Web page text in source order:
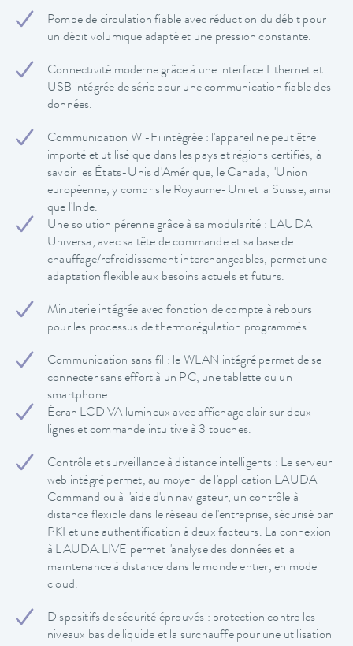
Pompe de circulation fiable avec réduction du débit pour
un débit volumique adapté et une pression constante.
Connectivité moderne grâce à une interface Ethernet et
USB intégrée de série pour une communication fiable des
données.
Communication Wi-Fi intégrée : l'appareil ne peut être
importé et utilisé que dans les pays et régions certifiés, à
savoir les États-Unis d'Amérique, le Canada, l'Union
européenne, y compris le Royaume-Uni et la Suisse, ainsi
que l'Inde.
Une solution pérenne grâce à sa modularité : LAUDA
Universa, avec sa tête de commande et sa base de
chauffage/refroidissement interchangeables, permet une
adaptation flexible aux besoins actuels et futurs.
Minuterie intégrée avec fonction de compte à rebours
pour les processus de thermorégulation programmés.
Communication sans fil : le WLAN intégré permet de se
connecter sans effort à un PC, une tablette ou un
smartphone.
Écran LCD VA lumineux avec affichage clair sur deux
lignes et commande intuitive à 3 touches.
Contrôle et surveillance à distance intelligents : Le serveur
web intégré permet, au moyen de l'application LAUDA
Command ou à l'aide d'un navigateur, un contrôle à
distance flexible dans le réseau de l'entreprise, sécurisé par
PKI et une authentification à deux facteurs. La connexion
à LAUDA.LIVE permet l'analyse des données et la
maintenance à distance dans le monde entier, en mode
cloud.
Dispositifs de sécurité éprouvés : protection contre les
niveaux bas de liquide et la surchauffe pour une utilisation